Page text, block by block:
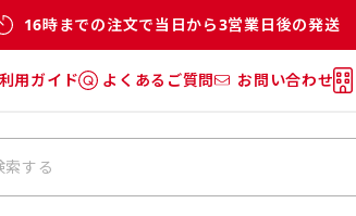
16時までの注文で当日から3営業日後の発送
用ガイド
利用ガイド
ご利用ガイド
よくあるご質問
のぼりのよくあるご質問
お問い合わせ